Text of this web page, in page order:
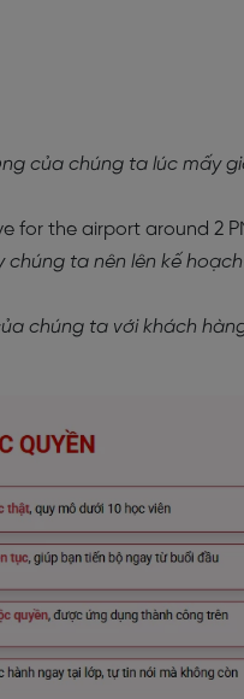
của chúng ta lúc mấy
for the airport around 2
chúng ta nên lên kế hoạch
chúng ta với khách